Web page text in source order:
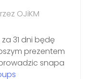
OJiKM
31 dni będę
prezentem
snapa